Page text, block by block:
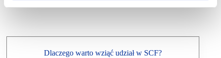
Dlaczego warto wziąć udział w SCF?